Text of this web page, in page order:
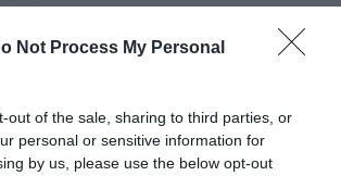
Not Process My Personal
out of the sale, sharing to third parties, or
personal or sensitive information for
by us, please use the below opt-out
más de la industria del fitness?
entrevistas a profesionales del sector y
de marca, pricing, expansión y
Puedes escucharlo aquí y